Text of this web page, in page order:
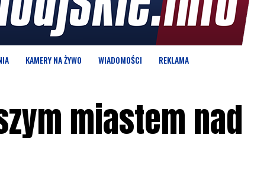
KAMERY NA ŻYWO WIADOMOŚCI REKLAMA
miastem nad